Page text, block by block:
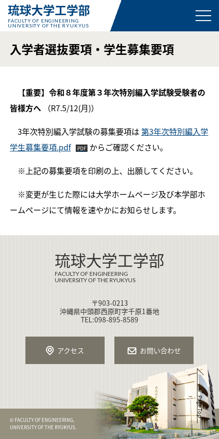
琉球大学工学部
FACULTY OF ENGINEERING
UNIVERSITY OF THE RYUKYUS
入学者選抜要項・学生募集要項
【重要】令和８年度第３年次特別編入学試験受験者の
皆様方へ （R7.5/12(月)）
3年次特別編入学試験の募集要項は 第3年次特別編入学
学生募集要項.pdf
からご確認ください。
※上記の募集要項を印刷の上、出願してください。
※変更が生じた際には大学ホームページ及び本学部ホ
ームページにて情報を速やかにお知らせします。
Page Top
アクセス お問い合わせ
琉球大学工学部
FACULTY OF ENGINEERING
UNIVERSITY OF THE RYUKYUS
〒903-0213
沖縄県中頭郡西原町字千原1番地
TEL:098-895-8589
© FACULTY OF ENGINEERING,
UNIVERSITY OF THE RYUKYUS.